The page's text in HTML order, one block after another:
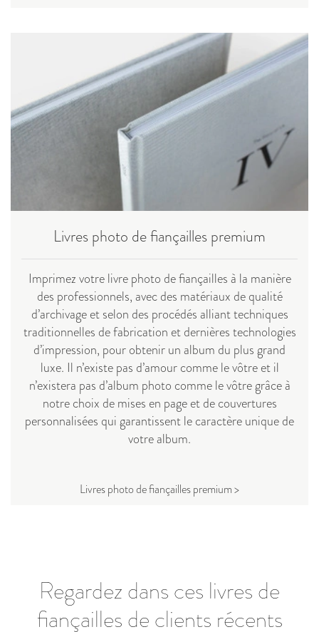
Livres photo de fiançailles premium
Imprimez votre livre photo de fiançailles à la manière
des professionnels, avec des matériaux de qualité
d’archivage et selon des procédés alliant techniques
traditionnelles de fabrication et dernières technologies
d’impression, pour obtenir un album du plus grand
luxe. Il n’existe pas d’amour comme le vôtre et il
n’existera pas d’album photo comme le vôtre grâce à
notre choix de mises en page et de couvertures
personnalisées qui garantissent le caractère unique de
votre album.
Livres photo de fiançailles premium >
Regardez dans ces livres de
fiançailles de clients récents